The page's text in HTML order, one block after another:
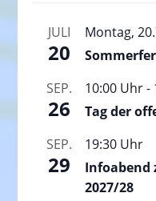
JULI
20
Montag,
SEP.
26
10:00 Uhr-
Tag der
SEP.
29
19:30 Uhr
Infoabend
2027/28